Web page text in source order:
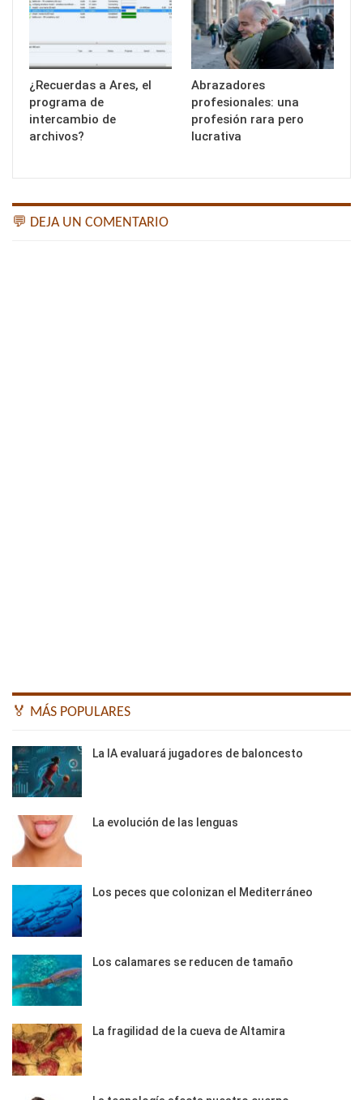
¿Recuerdas a Ares, el
programa de
intercambio de
archivos?
Abrazadores
profesionales: una
profesión rara pero
lucrativa
💬 DEJA UN COMENTARIO
🏅 MÁS POPULARES
La IA evaluará jugadores de baloncesto
La evolución de las lenguas
Los peces que colonizan el Mediterráneo
Los calamares se reducen de tamaño
La fragilidad de la cueva de Altamira